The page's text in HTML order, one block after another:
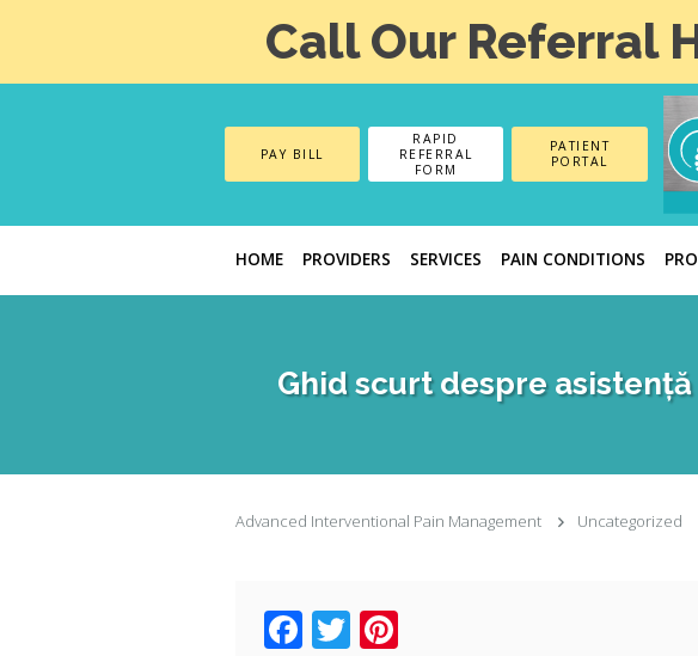
Call Our Referral
PAY BILL
RAPID
REFERRAL
FORM
PATIENT
PORTAL
HOME PROVIDERS SERVICES PAIN CONDITIONS
Ghid scurt despre
Advanced Interventional Pain Management Uncategorized
Facebook
Twitter